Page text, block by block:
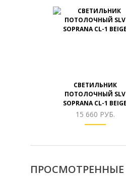
СВЕТИЛЬНИК
ПОТОЛОЧНЫЙ SLV
SOPRANA CL-1 BEIGE
15 660 РУБ.
ПРОСМОТРЕННЫЕ